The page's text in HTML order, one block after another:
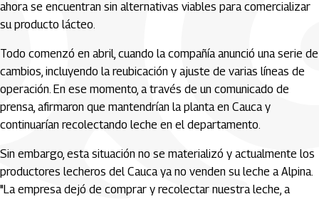
ahora se encuentran sin alternativas viables para comercializar
su producto lácteo.
Todo comenzó en abril, cuando la compañía anunció una serie de
cambios, incluyendo la reubicación y ajuste de varias líneas de
operación. En ese momento, a través de un comunicado de
prensa, afirmaron que mantendrían la planta en Cauca y
continuarían recolectando leche en el departamento.
Sin embargo, esta situación no se materializó y actualmente los
productores lecheros del Cauca ya no venden su leche a Alpina.
"La empresa dejó de comprar y recolectar nuestra leche, a